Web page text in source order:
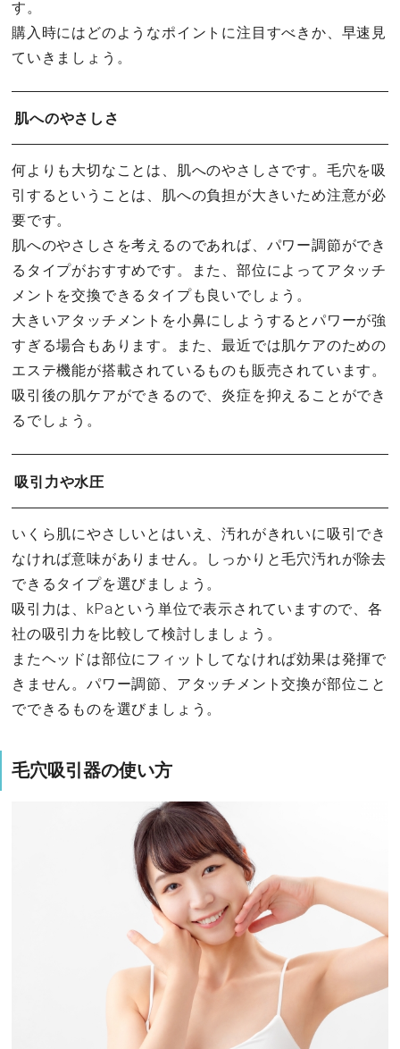
す。
購入時にはどのようなポイントに注目すべきか、早速見
ていきましょう。
肌へのやさしさ
何よりも大切なことは、肌へのやさしさです。毛穴を吸
引するということは、肌への負担が大きいため注意が必
要です。
肌へのやさしさを考えるのであれば、パワー調節ができ
るタイプがおすすめです。また、部位によってアタッチ
メントを交換できるタイプも良いでしょう。
大きいアタッチメントを小鼻にしようするとパワーが強
すぎる場合もあります。また、最近では肌ケアのための
エステ機能が搭載されているものも販売されています。
吸引後の肌ケアができるので、炎症を抑えることができ
るでしょう。
吸引力や水圧
いくら肌にやさしいとはいえ、汚れがきれいに吸引でき
なければ意味がありません。しっかりと毛穴汚れが除去
できるタイプを選びましょう。
吸引力は、kPaという単位で表示されていますので、各
社の吸引力を比較して検討しましょう。
またヘッドは部位にフィットしてなければ効果は発揮で
きません。パワー調節、アタッチメント交換が部位こと
でできるものを選びましょう。
毛穴吸引器の使い方